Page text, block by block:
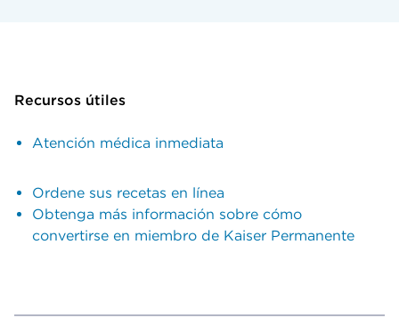
Recursos útiles
Atención médica inmediata
Ordene sus recetas en línea
Obtenga más información sobre cómo
convertirse en miembro de Kaiser Permanente